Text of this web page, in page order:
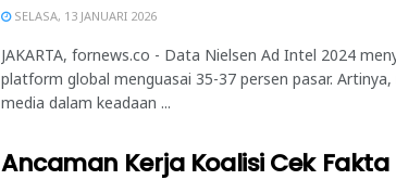
SELASA, 13 JANUARI 2026
JAKARTA, fornews.co - Data Nielsen Ad Intel 2024
platform global menguasai 35-37 persen pasar.
media dalam keadaan ...
Ancaman Kerja Koalisi Cek Fakta